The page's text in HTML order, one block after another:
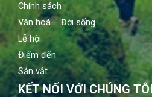
Chính sách
Văn hoá – Đời sống
Lễ hội
Điểm đến
Sản vật
KẾT NỐI VỚI CHÚNG TÔI